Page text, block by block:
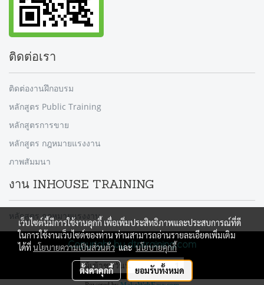
ติดต่อเรา
ติดต่องานฝึกอบรม
หลักสูตร Public Training
หลักสูตรการขาย
หลักสูตร กฎหมายแรงงาน
ภาพสัมมนา
งาน INHOUSE TRAINING
หลักสูตร กฎหมายแรงงาน
Copyright by dtntraining.com
ผู้เข้าชมวันนี้
เว็บไซต์นี้มีการใช้งานคุกกี้ เพื่อเพิ่มประสิทธิภาพและประสบการณ์ที่ดี
ในการใช้งานเว็บไซต์ของท่าน ท่านสามารถอ่านรายละเอียดเพิ่มเติม
ได้ที่นโยบายความเป็นส่วนตัวและนโยบายคุกกี้
ตั้งค่าคุกกี้ ยอมรับทั้งหมด